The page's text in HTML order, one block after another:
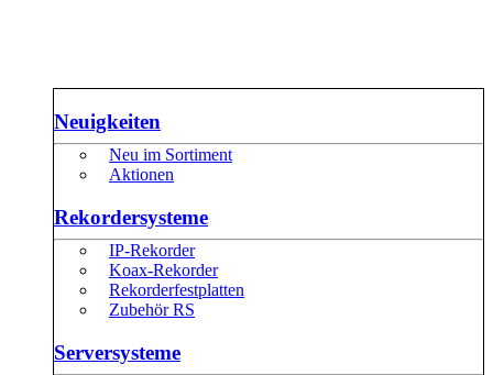
Neuigkeiten
Neu im Sortiment
Aktionen
Rekordersysteme
IP-Rekorder
Koax-Rekorder
Rekorderfestplatten
Zubehör RS
Serversysteme